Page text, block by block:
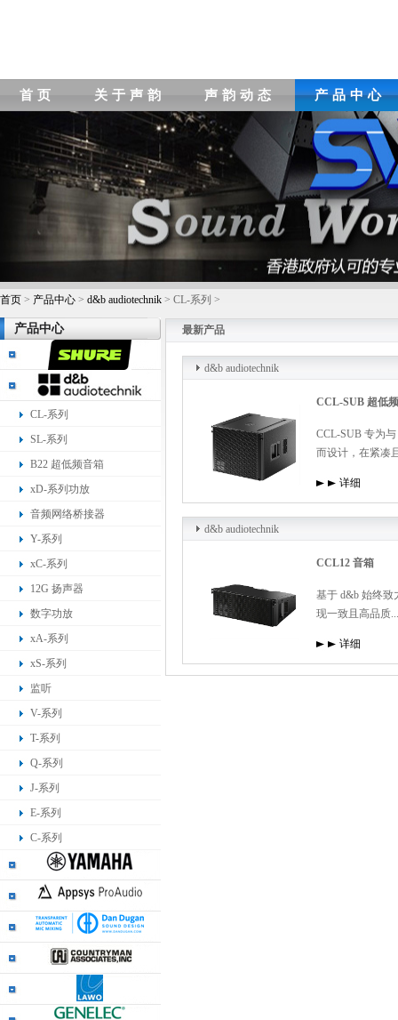
首页 关于声韵 声韵动态 产品中心
首页 > 产品中心 > d&b audiotechnik > CL-系列 >
产品中心
CL-系列
SL-系列
B22 超低频音箱
xD-系列功放
音频网络桥接器
Y-系列
xC-系列
12G 扬声器
数字功放
xA-系列
xS-系列
监听
V-系列
T-系列
Q-系列
J-系列
E-系列
C-系列
最新产品
d&b audiotechnik
CCL-SUB 超低
CCL-SUB 专为
而设计，在紧凑
详细
d&b audiotechnik
CCL12 音箱
基于 d&b 始终致
现一致且高品质...
详细